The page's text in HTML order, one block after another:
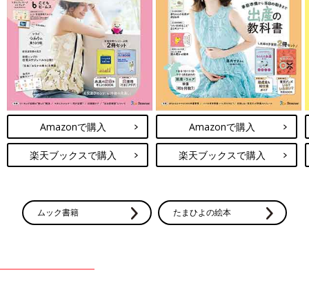
Amazonで購入
楽天ブックスで購入
Amazonで購入
楽天ブックスで購入
ムック書籍 たまひよの絵本